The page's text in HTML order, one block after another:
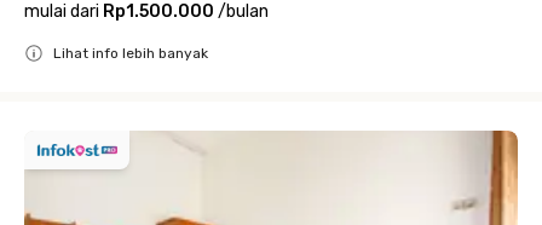
mulai dari Rp1.500.000 /bulan
Lihat info lebih banyak